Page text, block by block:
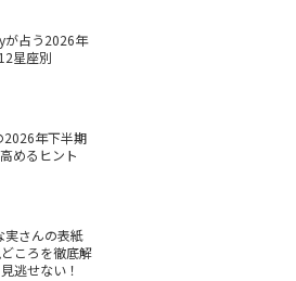
が占う2026年
星座別
2026年下半期
めるヒント
実さんの表紙
ころを徹底解
逃せない！